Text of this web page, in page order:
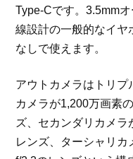
Type-Cです。3.5mm
線設計の一般的なイヤ
なしで使えます。
アウトカメラはトリプ
カメラが1,200万画素
ズ、セカンダリカメ
レンズ、ターシャリカ